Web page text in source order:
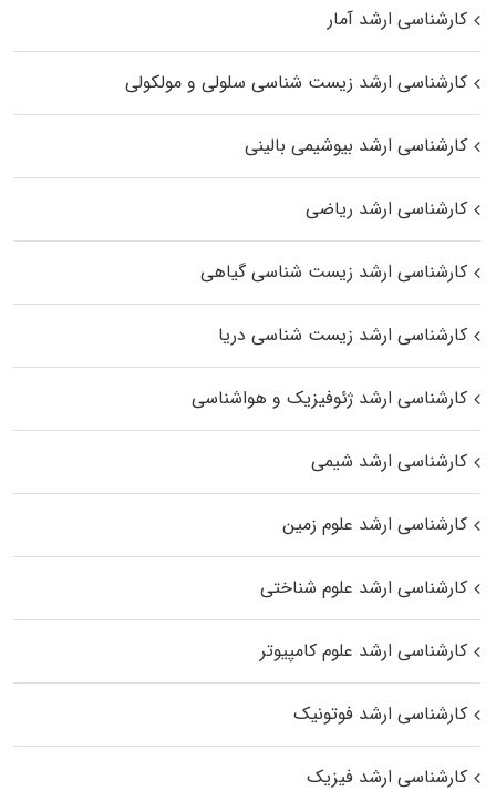
کارشناسی ارشد آمار
کارشناسی ارشد زیست شناسی سلولی و مولکولی
کارشناسی ارشد بیوشیمی بالینی
کارشناسی ارشد ریاضی
کارشناسی ارشد زیست‌ شناسی گیاهی
کارشناسی ارشد زیست‌ شناسی دریا
کارشناسی ارشد ژئوفیزیک و هواشناسی
کارشناسی ارشد شیمی
کارشناسی ارشد علوم زمین
کارشناسی ارشد علوم شناختی
کارشناسی ارشد علوم کامپیوتر
کارشناسی ارشد فوتونیک
کارشناسی ارشد فیزیک